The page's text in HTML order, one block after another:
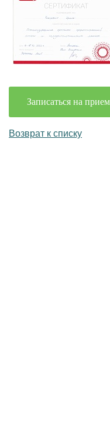
Записаться на прием
Возврат к списку